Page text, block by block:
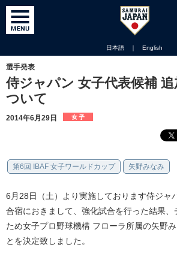
日本語 ｜ English
選手発表
侍ジャパン 女子代表候補
ついて
2014年6月29日
第6回 IBAF 女子ワールドカップ 矢野みなみ
6月28日（土）より実施しております侍ジャ
合宿におきまして、強化試合を行った結果
ため女子プロ野球機構 フローラ所属の矢野
とを決定致しました。